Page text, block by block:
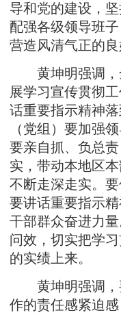
导和党的建设，
配强各级领导班
营造风清气正的良
黄坤明强调，
展学习宣传贯彻
话重要指示精神
（党组）要加强
要亲自抓、负总
实，带动本地区
不断走深走实。
要讲话重要指示
干部群众奋进力
问效，切实把学
的实绩上来。
黄坤明强调，
作的责任感紧迫